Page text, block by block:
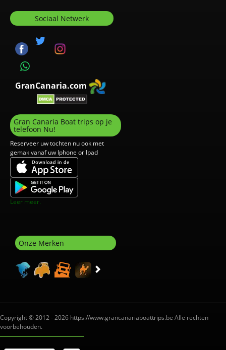
Sociaal Netwerk
GranCanaria.com
Gran Canaria Boat trips op je
telefoon Nu!
Reserveer uw tochten nu ook met
gemak vanaf uw Iphone or Ipad
Leer meer.
Onze Merken
Copyright © 2012 - 2026 https://www.grancanariaboattrips.be Alle rechten
voorbehouden.